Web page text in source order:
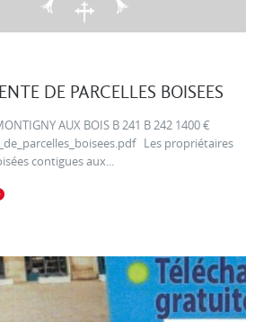
DE PARCELLES BOISEES
AUX BOIS B 241 B 242 1400 €
Les propriétaires
contigues aux...